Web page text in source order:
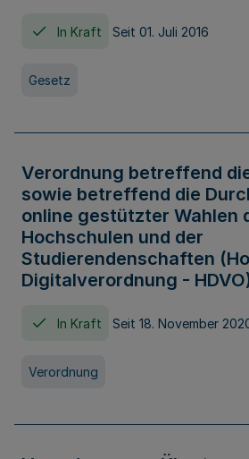
In Kraft Seit 01. Juli 2016
Gesetz
Verordnung betreffend
sowie betreffend die
online gestützter Wahlen
Hochschulen und der
Studierendenschaften
Digitalverordnung -
In Kraft Seit 18. November
Verordnung